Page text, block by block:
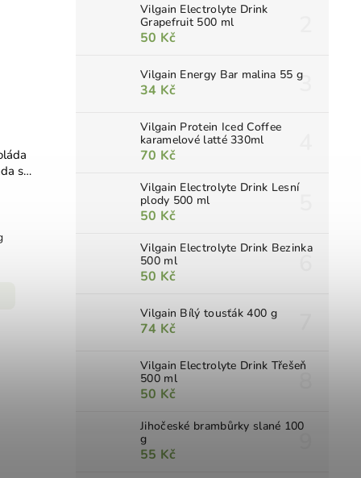
Vilgain Electrolyte Drink
Grapefruit 500 ml
50 Kč
Vilgain Energy Bar malina 55 g
34 Kč
Vilgain Protein Iced Coffee
karamelové latté 330ml
70 Kč
Vilgain Electrolyte Drink Lesní
plody 500 ml
50 Kč
Vilgain Electrolyte Drink Bezinka
500 ml
50 Kč
Vilgain Bílý tousťák 400 g
74 Kč
Vilgain Electrolyte Drink Třešeň
500 ml
50 Kč
Jihočeské brambůrky slané 100
g
55 Kč
s
g